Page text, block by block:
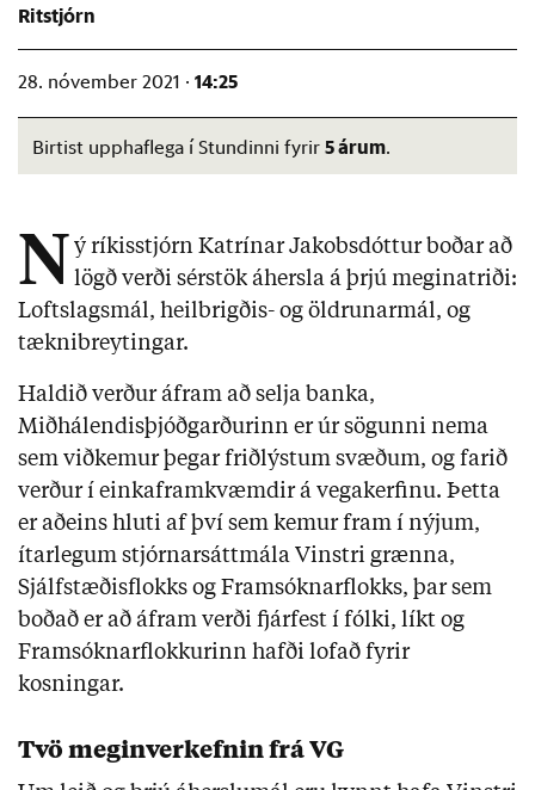
Ritstjórn
28. nóvember 2021 · 14:25
Birtist upphaflega í Stundinni fyrir 5 árum.
N ý ríkisstjórn Katrínar Jakobsdóttur boðar að
lögð verði sérstök áhersla á þrjú meginatriði:
Loftslagsmál, heilbrigðis- og öldrunarmál, og
tæknibreytingar.
Haldið verður áfram að selja banka,
Miðhálendisþjóðgarðurinn er úr sögunni nema
sem viðkemur þegar friðlýstum svæðum, og farið
verður í einkaframkvæmdir á vegakerfinu. Þetta
er aðeins hluti af því sem kemur fram í nýjum,
ítarlegum stjórnarsáttmála Vinstri grænna,
Sjálfstæðisflokks og Framsóknarflokks, þar sem
boðað er að áfram verði fjárfest í fólki, líkt og
Framsóknarflokkurinn hafði lofað fyrir
kosningar.
Tvö meginverkefnin frá VG